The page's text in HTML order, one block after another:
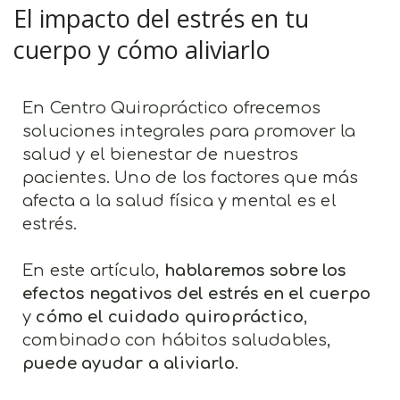
El impacto del estrés en tu
cuerpo y cómo aliviarlo
En Centro Quiropráctico ofrecemos
soluciones integrales para promover la
salud y el bienestar de nuestros
pacientes. Uno de los factores que más
afecta a la salud física y mental es el
estrés.
En este artículo, hablaremos sobre los
efectos negativos del estrés en el cuerpo
y cómo el cuidado quiropráctico,
combinado con hábitos saludables,
puede ayudar a aliviarlo.